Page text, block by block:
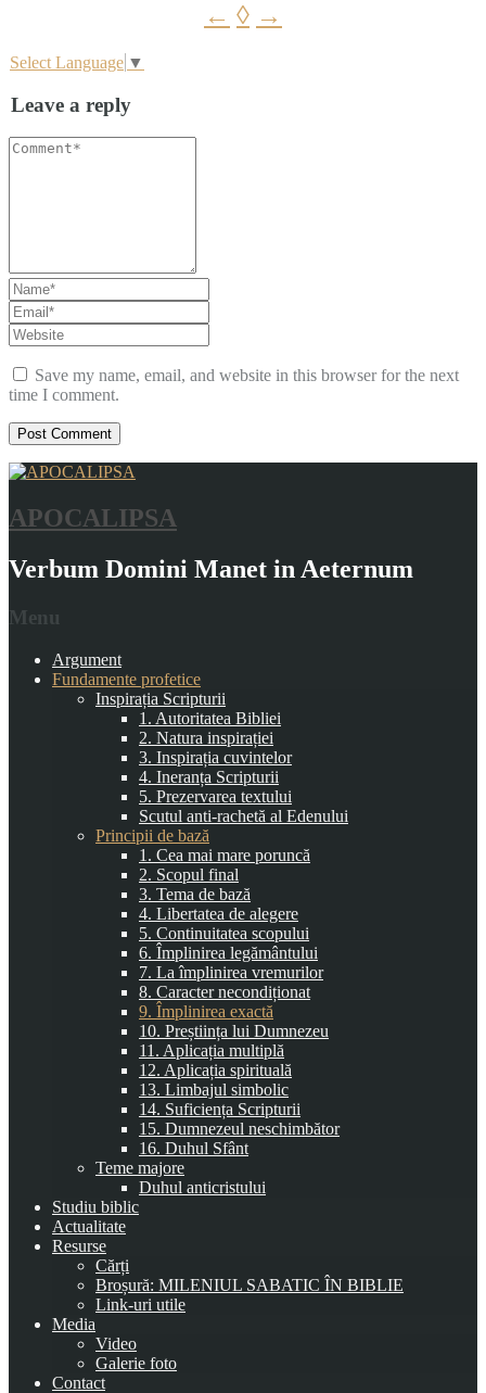
← ◊ →
Select Language ▼
Leave a reply
Save my name, email, and website in this browser for the next
time I comment.
APOCALIPSA
Verbum Domini Manet in Aeternum
Menu
Argument
Fundamente profetice
Inspirația Scripturii
1. Autoritatea Bibliei
2. Natura inspirației
3. Inspirația cuvintelor
4. Ineranța Scripturii
5. Prezervarea textului
Scutul anti-rachetă al Edenului
Principii de bază
1. Cea mai mare poruncă
2. Scopul final
3. Tema de bază
4. Libertatea de alegere
5. Continuitatea scopului
6. Împlinirea legământului
7. La împlinirea vremurilor
8. Caracter necondiționat
9. Împlinirea exactă
10. Preștiința lui Dumnezeu
11. Aplicația multiplă
12. Aplicația spirituală
13. Limbajul simbolic
14. Suficiența Scripturii
15. Dumnezeul neschimbător
16. Duhul Sfânt
Teme majore
Duhul anticristului
Studiu biblic
Actualitate
Resurse
Cărți
Broșură: MILENIUL SABATIC ÎN BIBLIE
Link-uri utile
Media
Video
Galerie foto
Contact